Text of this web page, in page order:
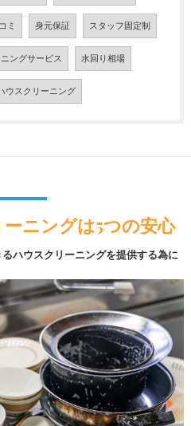
ミ 身元保証 スタッフ固定制
ングサービス 水回り相場
ウスクリーニング
ニングは5つの安心
ハウスクリーニングを提供する為に